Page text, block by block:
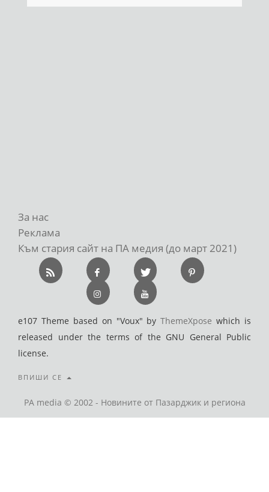
За нас
Реклама
Към стария сайт на ПА медия (до март 2021)
e107 Theme based on "Voux" byThemeXpose which is
released under the terms of the GNU General Public
license.
ВПИШИ СЕ
PA media © 2002 - Новините от Пазарджик и региона